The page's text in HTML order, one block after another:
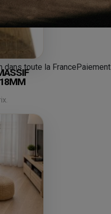
dans toute la France